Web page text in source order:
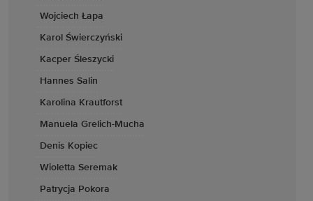
Wojciech Łapa
Karol Świerczyński
Kacper Śleszycki
Hannes Salin
Karolina Krautforst
Manuela Grelich-Mucha
Denis Kopiec
Wioletta Seremak
Patrycja Pokora